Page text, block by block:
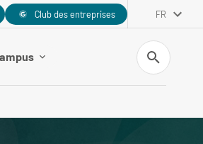
Club des entreprises FR
Recherche